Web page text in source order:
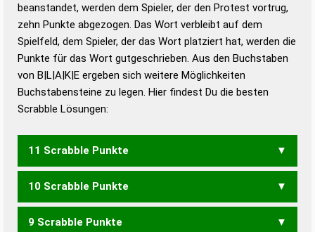
Duden – Standardwerk in 12 Bänden
Duden – Richtiges und gutes
Deutsch
Duden – Die deutsche Grammatik
Duden – Deutsches
beanstandet, werden dem Spieler, der den Protest vortrug,
zehn Punkte abgezogen. Das Wort verbleibt auf dem
Spielfeld, dem Spieler, der das Wort platziert hat, werden die
Punkte für das Wort gutgeschrieben. Aus den Buchstaben
von B|L|A|K|E ergeben sich weitere Möglichkeiten
Buchstabensteine zu legen. Hier findest Du die besten
Scrabble Lösungen:
11 Scrabble Punkte
KABEL KABLE KALBE
10 Scrabble Punkte
KALB KLEB
9 Scrabble Punkte